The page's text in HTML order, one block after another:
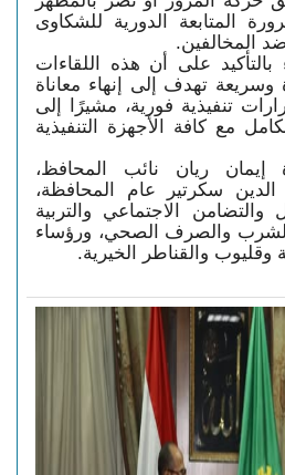
المتابعة الدورية للشكاوى
المخالفين.
بالتأكيد على أن هذه اللقاءات
تهدف إلى إنهاء معاناة
تنفيذية فورية، مشيرًا إلى
مع كافة الأجهزة التنفيذية
إيمان ريان نائب المحافظ،
الدين سكرتير عام المحافظة،
الاجتماعي والتربية
الشرب والصرف الصحي، ورؤساء
وقليوب والقناطر الخيرية.